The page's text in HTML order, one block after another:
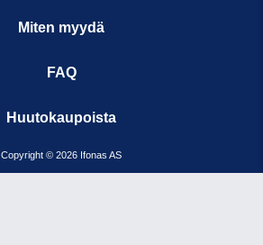
Miten myydä
FAQ
Huutokaupoista
Copyright © 2026 Ifonas AS